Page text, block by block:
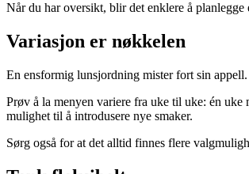
Når du har oversikt, blir det enklere å
Variasjon er nøkkelen
En ensformig lunsjordning mister fort sin
Prøv å la menyen variere fra uke til uke: én uke
mulighet til å introdusere nye smaker.
Sørg også for at det alltid finnes flere